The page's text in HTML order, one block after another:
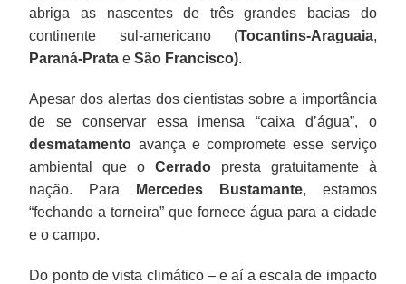
abriga as nascentes de três grandes bacias do
continente sul-americano (Tocantins-Araguaia,
Paraná-Prata eSão Francisco).
Apesar dos alertas dos cientistas sobre a importância
de se conservar essa imensa “caixa d’água”, o
desmatamento avança e compromete esse serviço
ambiental que o Cerrado presta gratuitamente à
nação. Para
Mercedes Bustamante, estamos
“fechando a torneira” que fornece água para a cidade
e o campo.
Do ponto de vista climático – e aí a escala de impacto